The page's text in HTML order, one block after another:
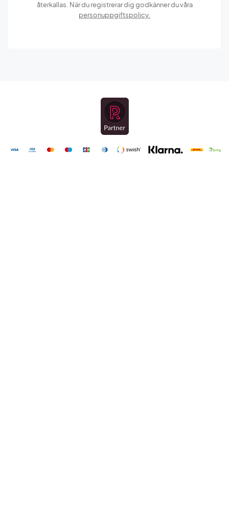
återkallas. När du registrerar dig godkänner du våra
personuppgiftspolicy.